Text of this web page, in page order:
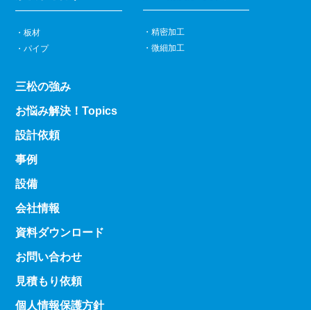
板材
パイプ
精密加工
微細加工
三松の強み
お悩み解決！Topics
設計依頼
事例
設備
会社情報
資料ダウンロード
お問い合わせ
見積もり依頼
個人情報保護方針